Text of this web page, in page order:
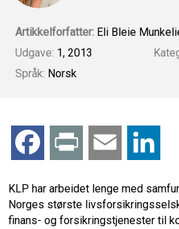
Artikkelforfatter: Eli Bleie
Udgave: 1, 2013
Språk: Norsk
c a n
KLP har arbeidet lenge med
Norges største
finans- og forsikringstjenester til